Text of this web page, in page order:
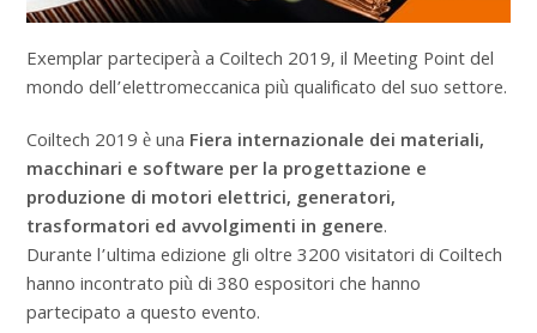
Exemplar parteciperà a Coiltech 2019, il Meeting Point del
mondo dell’elettromeccanica più qualificato del suo settore.
Coiltech 2019 è una Fiera internazionale dei materiali,
macchinari e software per la progettazione e
produzione di motori elettrici, generatori,
trasformatori ed avvolgimenti in genere.
Durante l’ultima edizione gli oltre 3200 visitatori di Coiltech
hanno incontrato più di 380 espositori che hanno
partecipato a questo evento.